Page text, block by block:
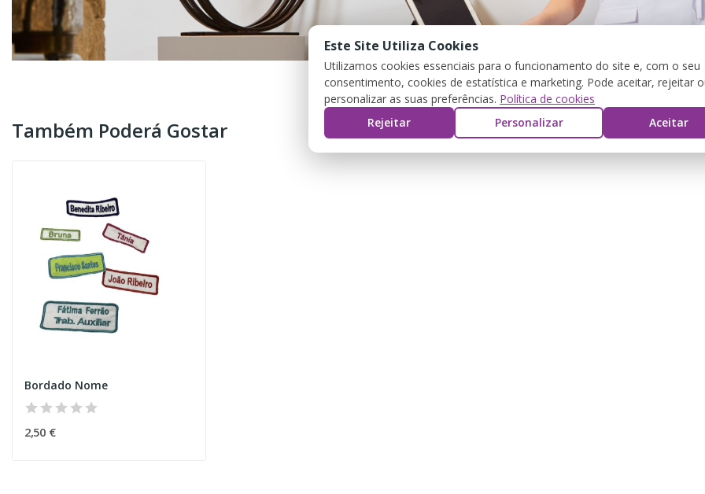
Também Poderá Gostar
Bordado Nome
2,50 €
Este Site Utiliza Cookies
Utilizamos cookies essenciais para o funcionamento do site e, com o seu
consentimento, cookies de estatística e marketing. Pode aceitar, rejeitar
personalizar as suas preferências. Política de cookies
Rejeitar
Personalizar Aceitar